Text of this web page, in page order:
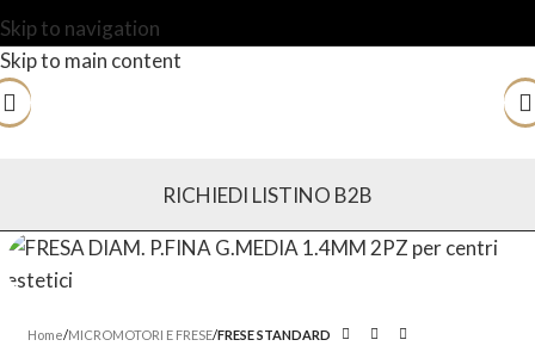
Skip to navigation
Skip to main content
RICHIEDI LISTINO B2B
Home MICROMOTORI E FRESE FRESE STANDARD